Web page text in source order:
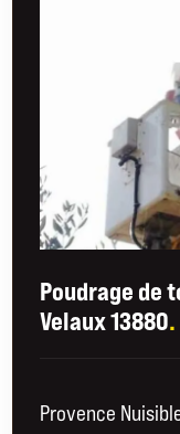
Poudrage de
Velaux 13880.
Provence